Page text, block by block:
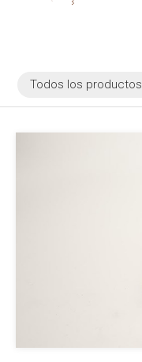
Todos los productos